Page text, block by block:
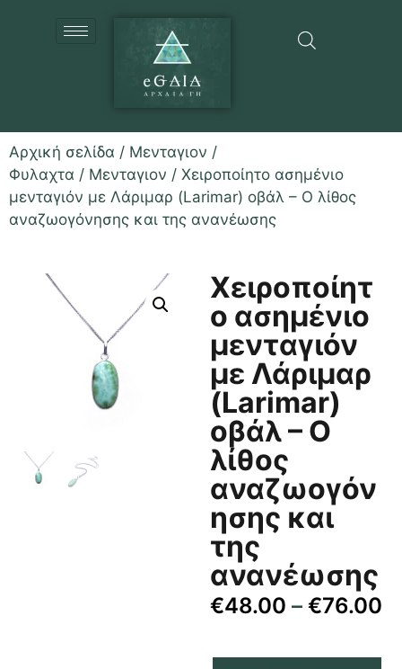
Αρχική σελίδα / Μενταγιον /
Φυλαχτα / Μενταγιον / Χειροποίητο ασημένιο
μενταγιόν με Λάριμαρ (Larimar) οβάλ – Ο λίθος
αναζωογόνησης και της ανανέωσης
Χειροποίητ
ο ασημένιο
μενταγιόν
με Λάριμαρ
(Larimar)
οβάλ – Ο
λίθος
αναζωογόν
ησης και
της
ανανέωσης
€48.00 – €76.00